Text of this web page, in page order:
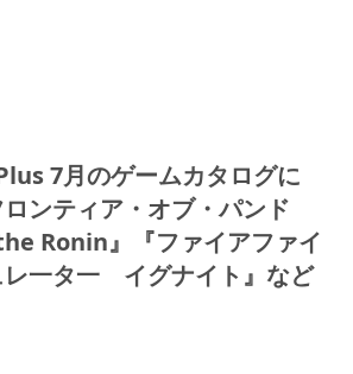
7月のゲームカタログに
ロンティア・オブ・パンド
Ronin』『ファイアファイ
レ一タ一 イグナイト』など